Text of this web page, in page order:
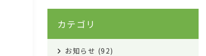
カテゴリ
お知らせ (92)